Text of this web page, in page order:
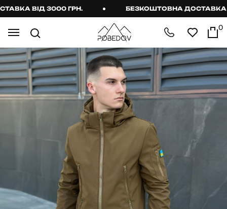
ВІД 3000 ГРН. БЕЗКОШТОВНА ДОСТАВКА
0